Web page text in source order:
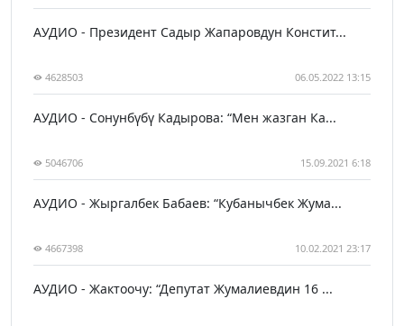
АУДИО - Президент Садыр Жапаровдун Констит...
4628503 06.05.2022 13:15
АУДИО - Сонунбүбү Кадырова: “Мен жазган Ка...
5046706 15.09.2021 6:18
АУДИО - Жыргалбек Бабаев: “Кубанычбек Жума...
4667398 10.02.2021 23:17
АУДИО - Жактоочу: “Депутат Жумалиевдин 16 ...